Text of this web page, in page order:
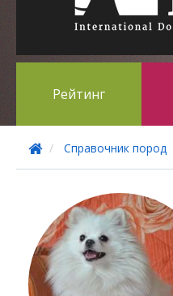
Рейтинг
Справочник пород